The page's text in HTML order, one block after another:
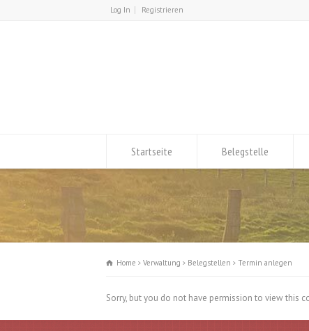
Log In Registrieren
Startseite Belegstelle
Home Verwaltung Belegstellen Termin anlegen
Sorry, but you do not have permission to view this